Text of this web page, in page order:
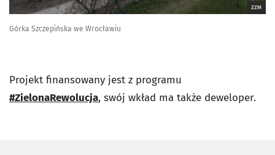
ZZM
Górka Szczepińska we Wrocławiu
Projekt finansowany jest z programu
#ZielonaRewolucja, swój wkład ma także deweloper.